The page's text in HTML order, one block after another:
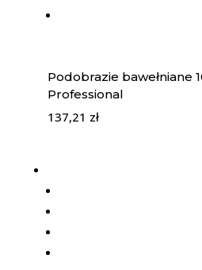
Podobrazie bawełniane
Professional
137,21 zł